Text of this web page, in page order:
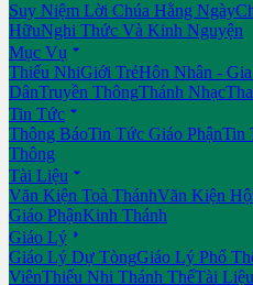
Suy Niệm Lời Chúa Hằng Ngày
HữuNghi Thức Và Kinh Nguyện
Mục Vụ 
Thiếu NhiGiới TrẻHôn Nhân -
DânTruyền ThôngThánh Nhạc
Tin Tức 
Thông BáoTin Tức Giáo PhậnTin
Thông
Tài Liệu 
Văn Kiện Toà ThánhVăn Kiện
Giáo PhậnKinh Thánh
Giáo Lý 
Giáo Lý Dự TòngGiáo Lý Phổ
ViênThiếu Nhi Thánh ThểTài